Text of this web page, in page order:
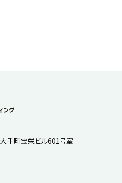
手町宝栄ビル601号室